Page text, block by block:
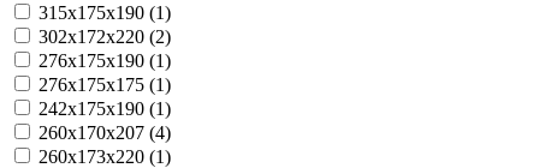
315x175x190 (1)
302x172x220 (2)
276x175x190 (1)
276x175x175 (1)
242x175x190 (1)
260x170x207 (4)
260x173x220 (1)